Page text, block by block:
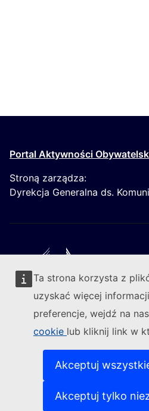
Ta strona korzysta z
uzyskać więcej
preferencje, wejdź na
cookie lub kliknij link w
Akceptuj
Akceptuj tylko
Portal Aktywności
Stroną zarządza:
Dyrekcja Generalna ds.
Obserwuj Komisję Europejską
Kontakt(Link zewnętrzny)
Zgłoś lukę w
Nasze strony w różnych
Pliki cookie(Link zewnętrzny)
Polityka prywatności
Zastrzeżenia prawne(Link
Dostępność treści